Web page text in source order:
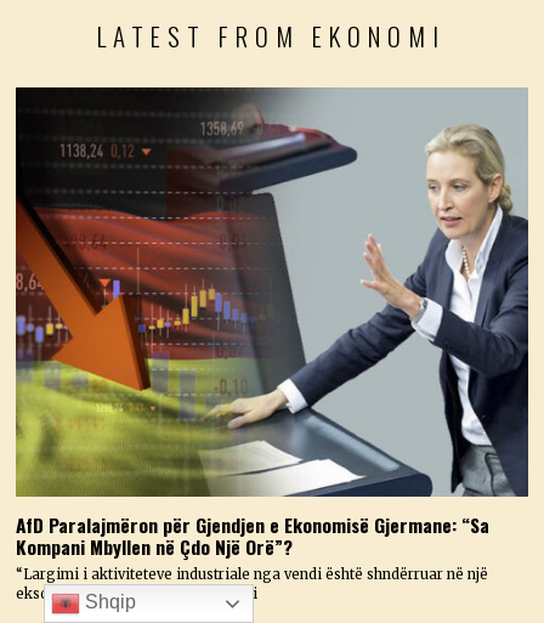
LATEST FROM EKONOMI
AfD Paralajmëron për Gjendjen e Ekonomisë Gjermane: “Sa
Kompani Mbyllen në Çdo Një Orë”?
“Largimi i aktiviteteve industriale nga vendi është shndërruar në një
eksod masiv.” Një paralajmërim i ri
Shqip